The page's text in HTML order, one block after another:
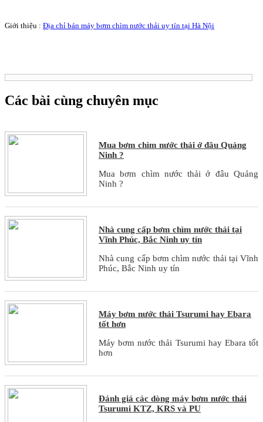
Giới thiệu : Địa chỉ bán máy bơm chìm nước thải uy tín tại Hà Nội
Các bài cùng chuyên mục
Mua bơm chìm nước thải ở đâu Quảng
Ninh ?
Mua bơm chìm nước thải ở đâu Quảng
Ninh ?
Nhà cung cấp bơm chìm nước thải tại
Vĩnh Phúc, Bắc Ninh uy tín
Nhà cung cấp bơm chìm nước thải tại Vĩnh
Phúc, Bắc Ninh uy tín
Máy bơm nước thải Tsurumi hay Ebara
tốt hơn
Máy bơm nước thải Tsurumi hay Ebara tốt
hơn
Đánh giá các dòng máy bơm nước thải
Tsurumi KTZ, KRS và PU